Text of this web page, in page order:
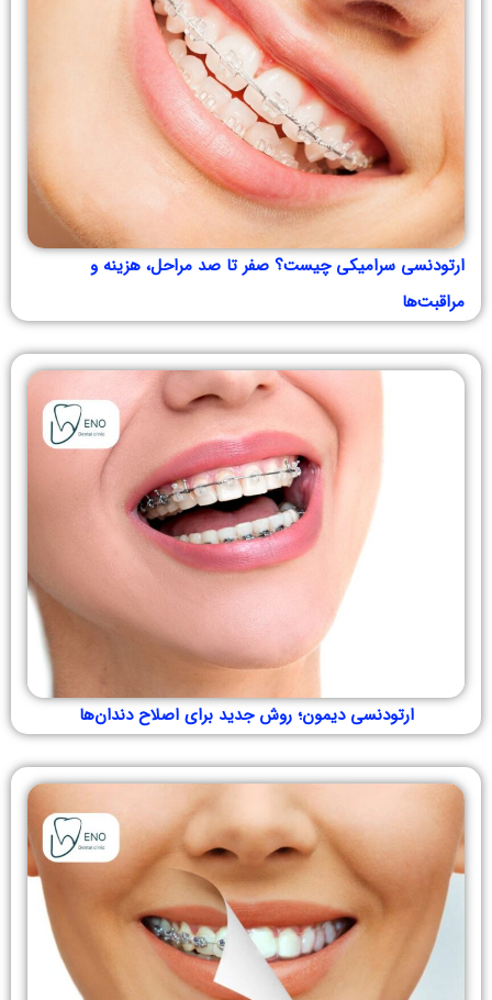
ارتودنسی سرامیکی چیست؟ صفر تا صد مراحل، هزینه و
مراقبت‌ها
ارتودنسی دیمون؛ روش جدید برای اصلاح دندان‌ها